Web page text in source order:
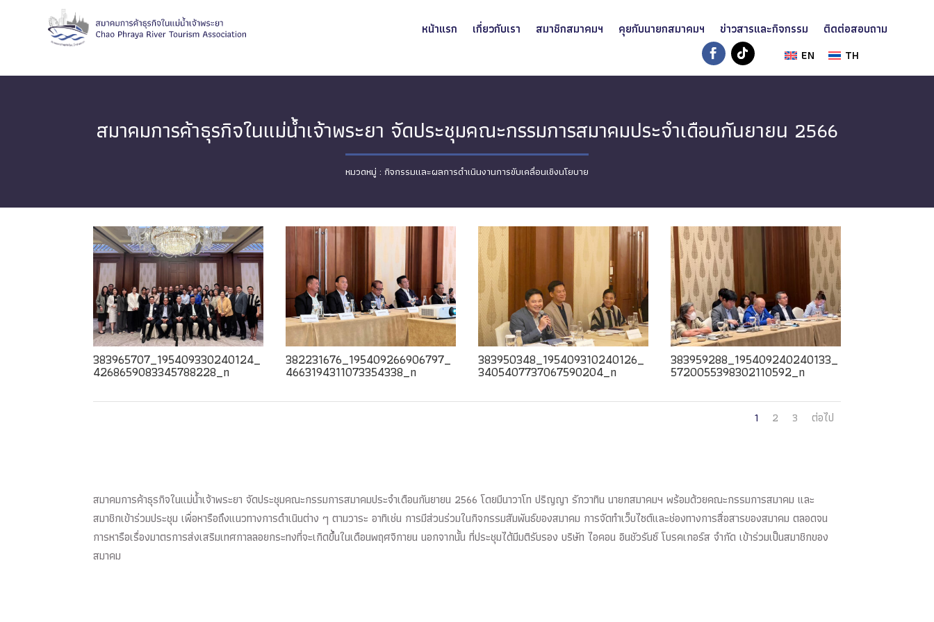
หน้าแรก เกี่ยวกับเรา สมาชิกสมาคมฯ คุยกับนายกสมาคมฯ ข่าวสารและกิจกรรม
ติดต่อสอบถาม
EN
TH
สมาคมการค้าธุรกิจในแม่น้ำเจ้าพระยา จัดประชุมคณะกรรมการสมาคมประจำเดือนกันยายน 2566
กิจกรรมและผลการดำเนินงานการขับเคลื่อนเชิงนโยบาย
383965707_195409330240124_
4268659083345788228_n
382231676_195409266906797_
4663194311073354338_n
383950348_195409310240126_
3405407737067590204_n
383959288_195409240240133_
5720055398302110592_n
1 2 3 ต่อไป
สมาคมการค้าธุรกิจในแม่น้ำเจ้าพระยา จัดประชุมคณะกรรมการสมาคมประจำเดือนกันยายน 2566 โดยมีนาวาโท ปริญญา รักวาทิน นายกสมาคมฯ พร้อมด้วยคณะกรรมการสมาคม และ
สมาชิกเข้าร่วมประชุม เพื่อหารือถึงแนวทางการดำเนินต่าง ๆ ตามวาระ อาทิเช่น การมีส่วนร่วมในกิจกรรมสัมพันธ์ของสมาคม การจัดทำเว็บไซต์และช่องทางการสื่อสารของสมาคม ตลอดจน
การหารือเรื่องมาตรการส่งเสริมเทศกาลลอยกระทงที่จะเกิดขึ้นในเดือนพฤศจิกายน นอกจากนั้น ที่ประชุมได้มีมติรับรอง บริษัท ไอคอน อินชัวรันซ์ โบรคเกอร์ส จำกัด เข้าร่วมเป็นสมาชิกของ
สมาคม